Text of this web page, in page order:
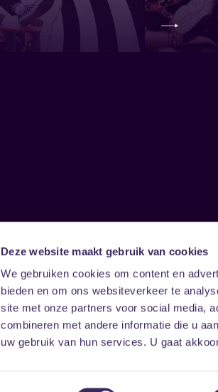
Deze website maakt gebruik van cookies
We gebruiken cookies om content en
bieden en om ons websiteverkeer te
site met onze partners voor social media,
combineren met andere informatie die u
uw gebruik van hun services. U gaat
cookies